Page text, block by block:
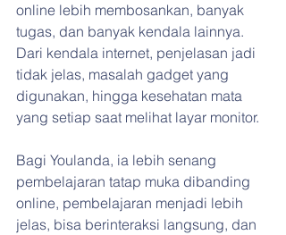
online lebih membosankan, banyak
tugas, dan banyak kendala lainnya.
Dari kendala internet, penjelasan jadi
tidak jelas, masalah gadget yang
digunakan, hingga kesehatan mata
yang setiap saat melihat layar monitor.
Bagi Youlanda, ia lebih senang
pembelajaran tatap muka dibanding
online, pembelajaran menjadi lebih
jelas, bisa berinteraksi langsung, dan